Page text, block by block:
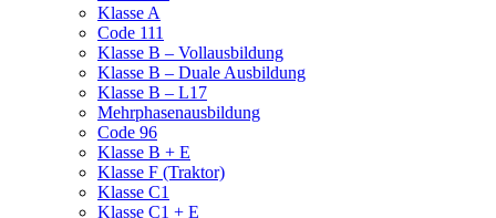
Klasse A
Code 111
Klasse B – Vollausbildung
Klasse B – Duale Ausbildung
Klasse B – L17
Mehrphasenausbildung
Code 96
Klasse B + E
Klasse F (Traktor)
Klasse C1
Klasse C1 + E